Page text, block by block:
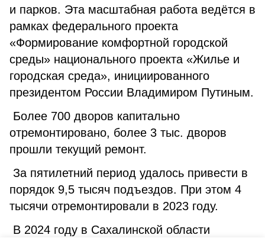
и парков. Эта масштабная работа ведётся в
рамках федерального проекта
«Формирование комфортной городской
среды» национального проекта «Жилье и
городская среда», инициированного
президентом России Владимиром Путиным.
Более 700 дворов капитально
отремонтировано, более 3 тыс. дворов
прошли текущий ремонт.
За пятилетний период удалось привести в
порядок 9,5 тысяч подъездов. При этом 4
тысячи отремонтировали в 2023 году.
В 2024 году в Сахалинской области